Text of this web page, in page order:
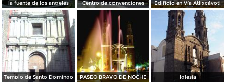
la fuente de los angeles Centro de convenciones Edificio en Vía Atlixcáyotl
Templo de Santo Domingo PASEO BRAVO DE NOCHE Iglesia